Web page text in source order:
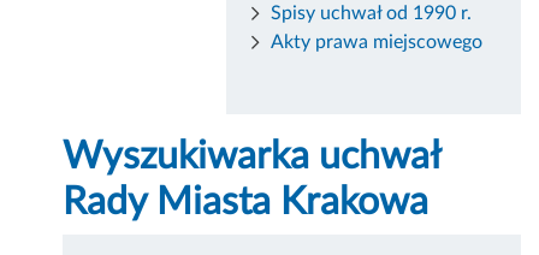
Spisy uchwał od 1990 r.
Akty prawa miejscowego
Wyszukiwarka uchwał
Rady Miasta Krakowa